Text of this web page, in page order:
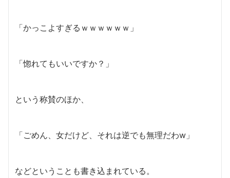
「かっこよすぎるｗｗｗｗｗｗ」
「惚れてもいいですか？」
という称賛のほか、
「ごめん、女だけど、それは逆でも無理だわw」
などということも書き込まれている。